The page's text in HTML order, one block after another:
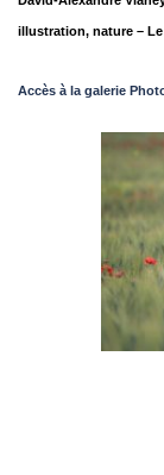
illustration, nature –
Accès à la galerie